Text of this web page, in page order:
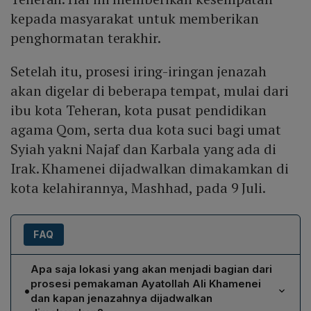
kepada masyarakat untuk memberikan
penghormatan terakhir.
Setelah itu, prosesi iring-iringan jenazah
akan digelar di beberapa tempat, mulai dari
ibu kota Teheran, kota pusat pendidikan
agama Qom, serta dua kota suci bagi umat
Syiah yakni Najaf dan Karbala yang ada di
Irak. Khamenei dijadwalkan dimakamkan di
kota kelahirannya, Mashhad, pada 9 Juli.
FAQ
•
Apa saja lokasi yang akan menjadi bagian dari
prosesi pemakaman Ayatollah Ali Khamenei
dan kapan jenazahnya dijadwalkan